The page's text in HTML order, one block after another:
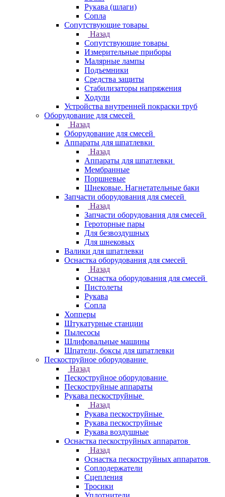
Рукава (шлаги)
Сопла
Сопутствующие товары
Назад
Сопутствующие товары
Измерительные приборы
Малярные лампы
Подъемники
Средства защиты
Стабилизаторы напряжения
Ходули
Устройства внутренней покраски труб
Оборудование для смесей
Назад
Оборудование для смесей
Аппараты для шпатлевки
Назад
Аппараты для шпатлевки
Мембранные
Поршневые
Шнековые. Нагнетательные баки
Запчасти оборудования для смесей
Назад
Запчасти оборудования для смесей
Героторные пары
Для безвоздушных
Для шнековых
Валики для шпатлевки
Оснастка оборудования для смесей
Назад
Оснастка оборудования для смесей
Пистолеты
Рукава
Сопла
Хопперы
Штукатурные станции
Пылесосы
Шлифовальные машины
Шпатели, боксы для шпатлевки
Пескоструйное оборудование
Назад
Пескоструйное оборудование
Пескоструйные аппараты
Рукава пескоструйные
Назад
Рукава пескоструйные
Рукава пескоструйные
Рукава воздушные
Оснастка пескоструйных аппаратов
Назад
Оснастка пескоструйных аппаратов
Соплодержатели
Сцепления
Тросики
Уплотнители